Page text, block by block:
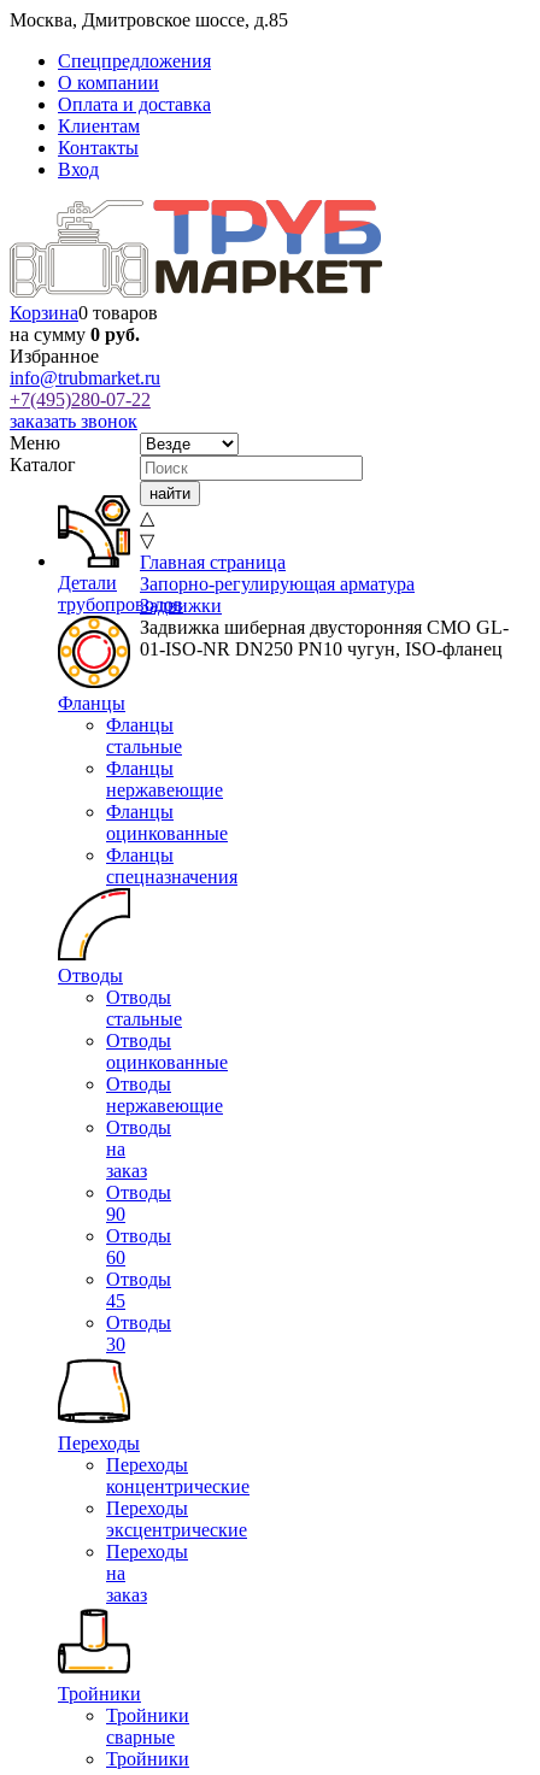
Москва, Дмитровское шоссе, д.85
Спецпредложения
О компании
Оплата и доставка
Клиентам
Контакты
Вход
Корзина0 товаров
на сумму 0 руб.
Избранное
info@trubmarket.ru
+7(495)280-07-22
заказать звонок
Меню
Каталог
Детали
трубопроводов
Фланцы
Фланцы
стальные
Фланцы
нержавеющие
Фланцы
оцинкованные
Фланцы
спецназначения
Отводы
Отводы
стальные
Отводы
оцинкованные
Отводы
нержавеющие
Отводы
на
заказ
Отводы
90
Отводы
60
Отводы
45
Отводы
30
Переходы
Переходы
концентрические
Переходы
эксцентрические
Переходы
на
заказ
Тройники
Тройники
сварные
Тройники
△
▽
Главная страница
Запорно-регулирующая арматура
Задвижки
Задвижка шиберная двусторонняя СМО GL-
01-ISO-NR DN250 PN10 чугун, ISO-фланец